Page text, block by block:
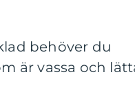
behöver du
är vassa och